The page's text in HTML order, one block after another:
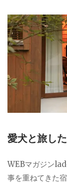
愛犬と旅し
WEBマガジン
事を重ねてきた